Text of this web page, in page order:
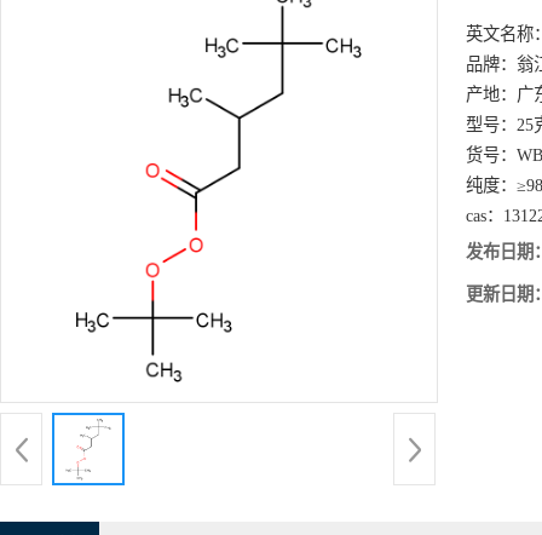
英文名称
品牌： 翁
产地： 广
型号： 25
货号：
纯度：
cas：
发布日期
更新日期